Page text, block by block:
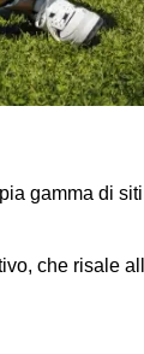
gamma di
che risale